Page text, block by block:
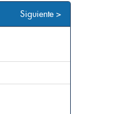
Siguiente >